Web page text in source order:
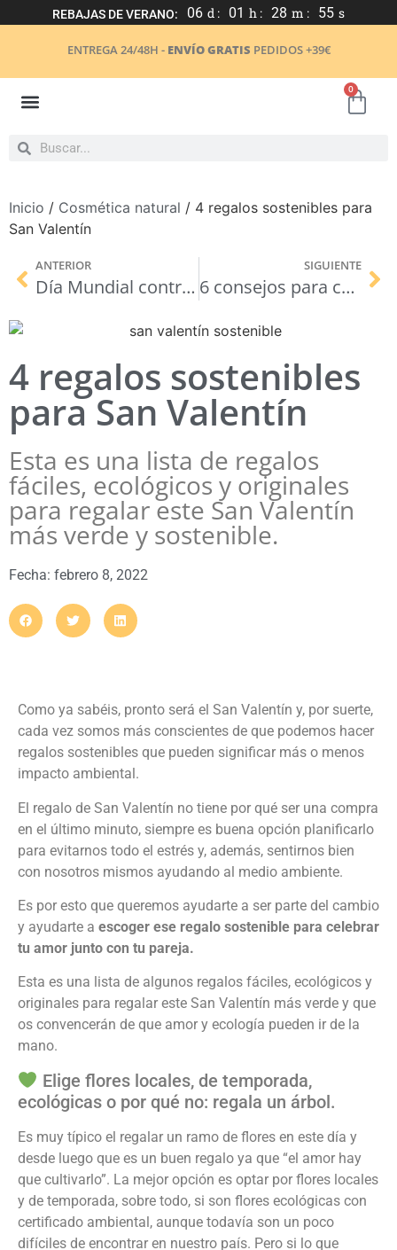
REBAJAS DE VERANO: 06 d : 01 h : 28 m : 54 s
ENTREGA 24/48H - ENVÍO GRATIS PEDIDOS +39€
0
Inicio / Cosmética natural / 4 regalos sostenibles para
San Valentín
ANTERIOR
Día Mundial contra el Cáncer: ¿Por qué optar por productos naturales?
SIGUIENTE
6 consejos para cuidar la piel en invierno
4 regalos sostenibles
para San Valentín
Esta es una lista de regalos
fáciles, ecológicos y originales
para regalar este San Valentín
más verde y sostenible.
Fecha: febrero 8, 2022
Como ya sabéis, pronto será el San Valentín y, por suerte,
cada vez somos más conscientes de que podemos hacer
regalos sostenibles que pueden significar más o menos
impacto ambiental.
El regalo de San Valentín no tiene por qué ser una compra
en el último minuto, siempre es buena opción planificarlo
para evitarnos todo el estrés y, además, sentirnos bien
con nosotros mismos ayudando al medio ambiente.
Es por esto que queremos ayudarte a ser parte del cambio
y ayudarte a escoger ese regalo sostenible para celebrar
tu amor junto con tu pareja.
Esta es una lista de algunos regalos fáciles, ecológicos y
originales para regalar este San Valentín más verde y que
os convencerán de que amor y ecología pueden ir de la
mano.
Elige flores locales, de temporada,
ecológicas o por qué no: regala un árbol.
Es muy típico el regalar un ramo de flores en este día y
desde luego que es un buen regalo ya que “el amor hay
que cultivarlo”. La mejor opción es optar por flores locales
y de temporada, sobre todo, si son flores ecológicas con
certificado ambiental, aunque todavía son un poco
difíciles de encontrar en nuestro país. Pero si lo que